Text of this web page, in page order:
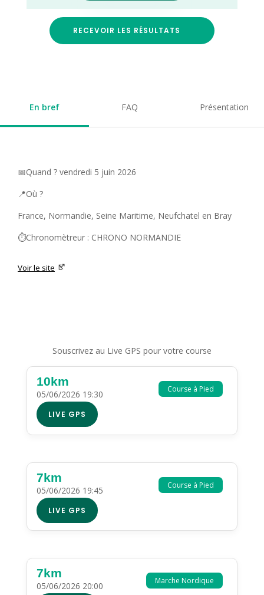
RECEVOIR LES RÉSULTATS
En bref FAQ Présentation
📅Quand ? vendredi 5 juin 2026
📍Où ?
France, Normandie, Seine Maritime, Neufchatel en Bray
⏱️Chronomètreur : CHRONO NORMANDIE
Voir le site
Souscrivez au Live GPS pour votre course
Course à Pied
10km
05/06/2026 19:30
LIVE GPS
Course à Pied
7km
05/06/2026 19:45
LIVE GPS
Marche Nordique
7km
05/06/2026 20:00